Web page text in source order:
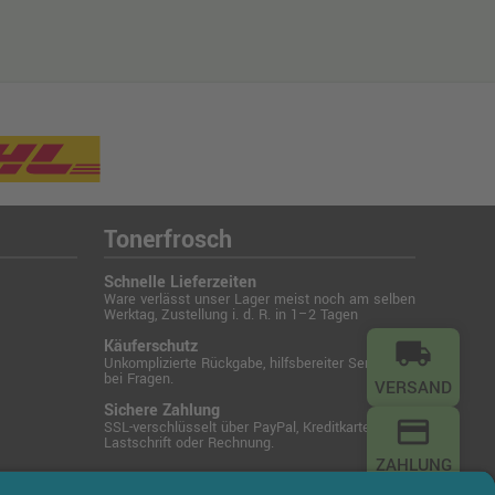
local_shipping
VERSAND
credit_card
ZAHLUNG
Tonerfrosch
Schnelle Lieferzeiten
Ware verlässt unser Lager meist noch am selben
Werktag, Zustellung i. d. R. in 1–2 Tagen
Käuferschutz
Unkomplizierte Rückgabe, hilfsbereiter Service
bei Fragen.
Sichere Zahlung
SSL-verschlüsselt über PayPal, Kreditkarte,
Lastschrift oder Rechnung.